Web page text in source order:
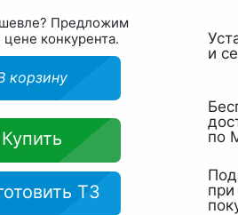
Предложим
цене конкурента.
корзину
Купить
ТЗ
и
по
при